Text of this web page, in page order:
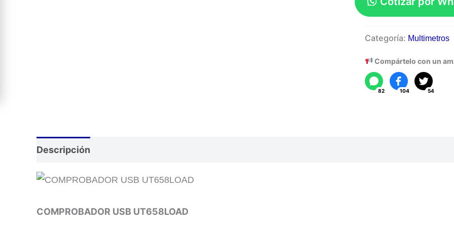
USB
UT658LOAD
cantidad
Categoría: Multimetros
Compártelo con un
82 104 54
Descripción
COMPROBADOR USB UT658LOAD